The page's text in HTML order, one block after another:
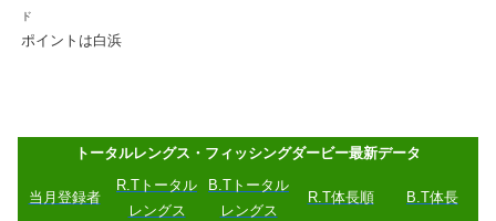
ド
ポイントは白浜
トータルレングス・フィッシングダービー最新データ
当月登録者
R.Tトータル
レングス
B.Tトータル
レングス
R.T体長順 B.T体長